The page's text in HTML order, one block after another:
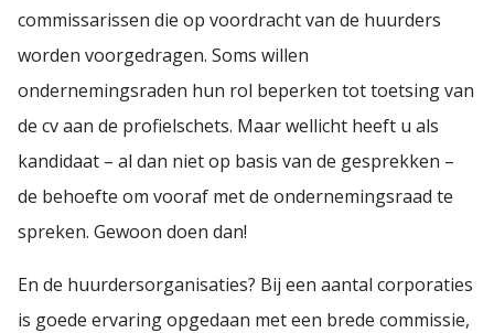
commissarissen die op voordracht van de huurders
worden voorgedragen. Soms willen
ondernemingsraden hun rol beperken tot toetsing van
de cv aan de profielschets. Maar wellicht heeft u als
kandidaat – al dan niet op basis van de gesprekken –
de behoefte om vooraf met de ondernemingsraad te
spreken. Gewoon doen dan!
En de huurdersorganisaties? Bij een aantal corporaties
is goede ervaring opgedaan met een brede commissie,